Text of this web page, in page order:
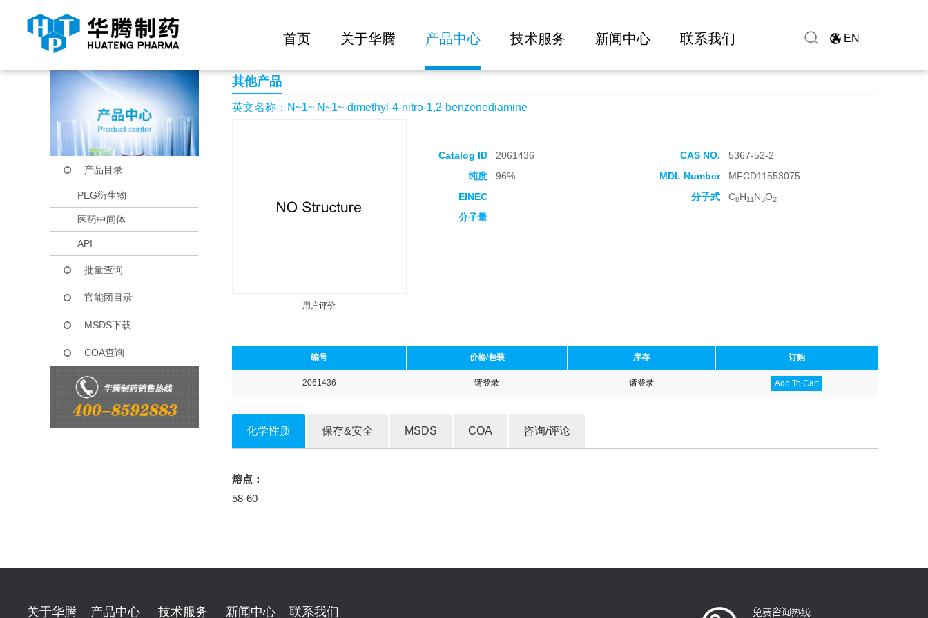
首页 关于华腾 产品中心 技术服务 新闻中心 联系我们 EN
当前位置： 首页 产品中心 N~1~,N~1~-dimethyl-4-nitro-1,2-benzenediamine
产品目录
PEG衍生物
医药中间体
API
批量查询
官能团目录
MSDS下载
COA查询
其他产品
英文名称：N~1~,N~1~-dimethyl-4-nitro-1,2-benzenediamine
用户评价
Catalog ID 2061436 CAS NO.
5367-52-2
纯度
96% MDL Number
MFCD11553075
EINEC
分子式 C8H11 N3O2
分子量
编号 价格/包装 库存 订购
2061436 请登录 请登录 Add To Cart
化学性质 保存&安全 MSDS COA 咨询/评论
熔点：
58-60
关于华腾 产品中心 技术服务 新闻中心 联系我们